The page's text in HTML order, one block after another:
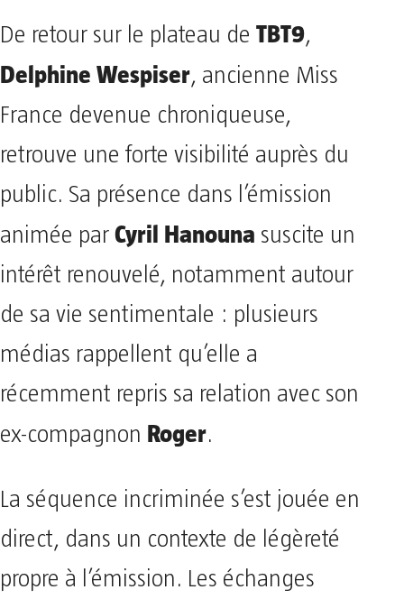
De retour sur le plateau de TBT9,
Delphine Wespiser, ancienne Miss
France devenue chroniqueuse,
retrouve une forte visibilité auprès du
public. Sa présence dans l’émission
animée par Cyril Hanouna suscite un
intérêt renouvelé, notamment autour
de sa vie sentimentale : plusieurs
médias rappellent qu’elle a
récemment repris sa relation avec son
ex-compagnon Roger.
La séquence incriminée s’est jouée en
direct, dans un contexte de légèreté
propre à l’émission. Les échanges